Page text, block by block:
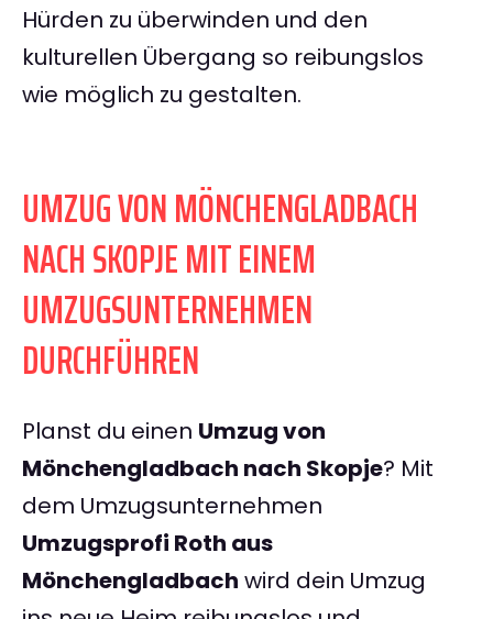
Hürden zu überwinden und den
kulturellen Übergang so reibungslos
wie möglich zu gestalten.
UMZUG VON MÖNCHENGLADBACH
NACH SKOPJE MIT EINEM
UMZUGSUNTERNEHMEN
DURCHFÜHREN
Planst du einen Umzug von
Mönchengladbach nach Skopje? Mit
dem Umzugsunternehmen
Umzugsprofi Roth aus
Mönchengladbach wird dein Umzug